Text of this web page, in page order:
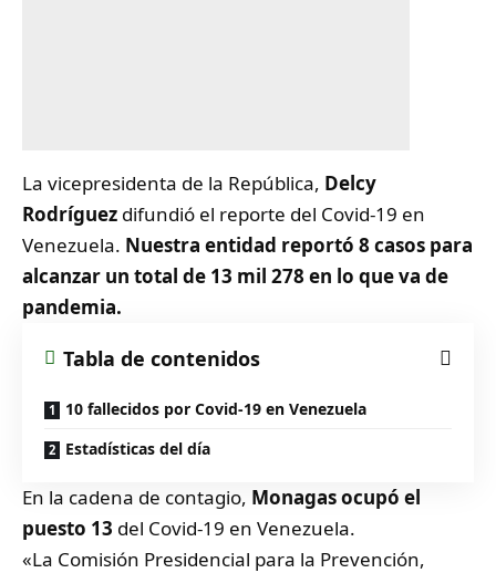
La vicepresidenta de la República, Delcy
Rodríguez difundió el reporte del Covid-19 en
Venezuela. Nuestra entidad reportó 8 casos para
alcanzar un total de 13 mil 278 en lo que va de
pandemia.
Tabla de contenidos
10 fallecidos por Covid-19 en Venezuela
Estadísticas del día
En la cadena de contagio, Monagas ocupó el
puesto 13 del Covid-19 en Venezuela.
«La Comisión Presidencial para la Prevención,